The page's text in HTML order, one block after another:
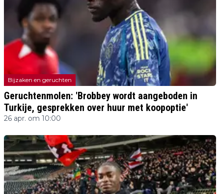
Bijzaken en geruchten
Geruchtenmolen: 'Brobbey wordt aangeboden in
Turkije, gesprekken over huur met koopoptie'
26 apr. om 10:00